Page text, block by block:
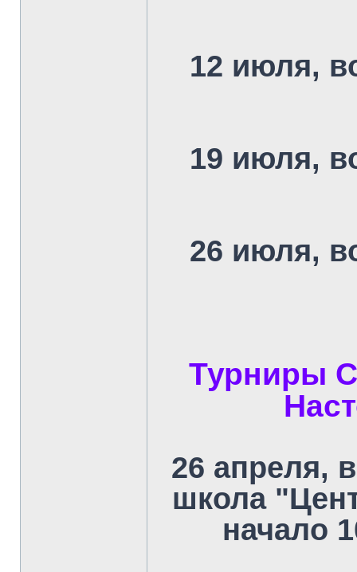
12 июля,
19 июля,
26 июля,
Турниры
26 апреля,
школа
начало